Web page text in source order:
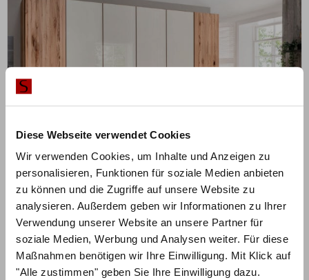
Diese Webseite verwendet Cookies
Wir verwenden Cookies, um Inhalte und Anzeigen zu
personalisieren, Funktionen für soziale Medien anbieten
zu können und die Zugriffe auf unsere Website zu
analysieren. Außerdem geben wir Informationen zu Ihrer
Verwendung unserer Website an unsere Partner für
soziale Medien, Werbung und Analysen weiter. Für diese
Maßnahmen benötigen wir Ihre Einwilligung. Mit Klick auf
"Alle zustimmen" geben Sie Ihre Einwilligung dazu.
ZUM PRODUKT
Kleiderschrank Livorno II
Farbe & Maße konfigurierbar